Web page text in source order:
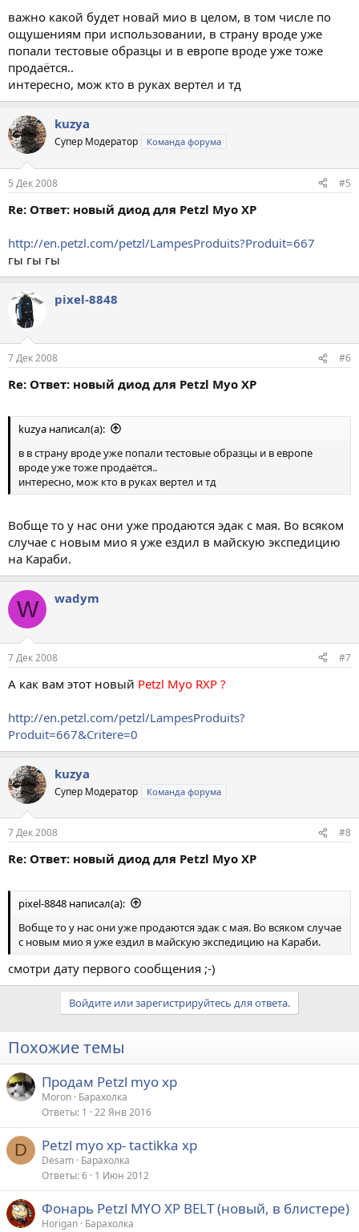
важно какой будет новай мио в целом, в том числе по
ощушениям при использовании, в страну вроде уже
попали тестовые образцы и в европе вроде уже тоже
продаётся..
интересно, мож кто в руках вертел и тд
kuzya
Супер Модератор Команда форума
5 Дек 2008 #5
Re: Ответ: новый диод для Petzl Myo XP
http://en.petzl.com/petzl/LampesProduits?Produit=667
гы гы гы
pixel-8848
7 Дек 2008 #6
Re: Ответ: новый диод для Petzl Myo XP
kuzya написал(а):
в в страну вроде уже попали тестовые образцы и в европе
вроде уже тоже продаётся..
интересно, мож кто в руках вертел и тд
Вобще то у нас они уже продаются эдак с мая. Во всяком
случае с новым мио я уже ездил в майскую экспедицию
на Караби.
W wadym
7 Дек 2008 #7
А как вам этот новый Petzl Myo RXP ?
http://en.petzl.com/petzl/LampesProduits?
Produit=667&Critere=0
kuzya
Супер Модератор Команда форума
7 Дек 2008 #8
Re: Ответ: новый диод для Petzl Myo XP
pixel-8848 написал(а):
Вобще то у нас они уже продаются эдак с мая. Во всяком случае
с новым мио я уже ездил в майскую экспедицию на Караби.
смотри дату первого сообщения ;-)
Войдите или зарегистрируйтесь для ответа.
Похожие темы
Продам Petzl myo xp
Moron Барахолка
Ответы 1 22 Янв 2016
D Petzl myo xp- tactikka xp
Desam Барахолка
Ответы 6 1 Июн 2012
Фонарь Petzl MYO XP BELT (новый, в блистере)
Horigan Барахолка